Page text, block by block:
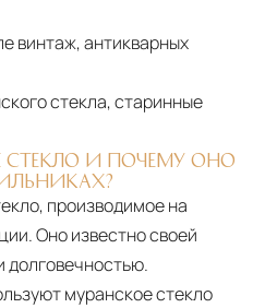
винтаж, антикварных
стекла, старинные
СТЕКЛО И ПОЧЕМУ ОНО
производимое на
Оно известно своей
долговечностью.
муранское стекло